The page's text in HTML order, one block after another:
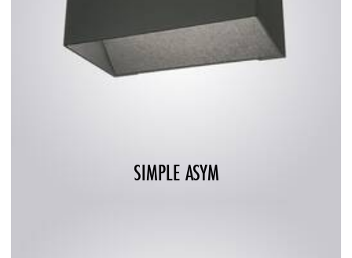
SIMPLE ASYM